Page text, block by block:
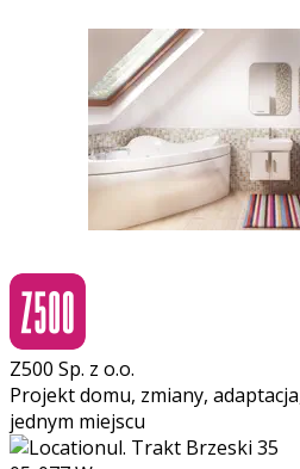
Z500 Sp. z o.o.
Projekt domu, zmiany,
jednym miejscu
ul. Trakt Brzeski 35